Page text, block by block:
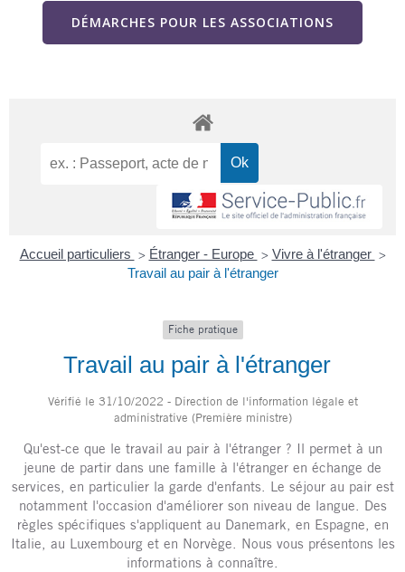
DÉMARCHES POUR LES ASSOCIATIONS
Accueil particuliers > Étranger - Europe > Vivre à l'étranger >
Travail au pair à l'étranger
Fiche pratique
Travail au pair à l'étranger
Vérifié le 31/10/2022 - Direction de l'information légale et
administrative (Première ministre)
Qu'est-ce que le travail au pair à l'étranger ? Il permet à un
jeune de partir dans une famille à l'étranger en échange de
services, en particulier la garde d'enfants. Le séjour au pair est
notamment l'occasion d'améliorer son niveau de langue. Des
règles spécifiques s'appliquent au Danemark, en Espagne, en
Italie, au Luxembourg et en Norvège. Nous vous présentons les
informations à connaître.